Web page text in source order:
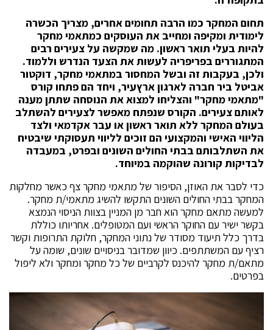
תחום המחקר כמו הרבה תחומים אחרים, מצריך הכשרה
לימודית ומקיפה ומחייב את העוסקים כמתאמי מחקר
להיות בעלי תואר ראשון. מה שמקשה על צעירים רבים
המתגוררים בפריפריה לעשות את הצעד הנדרש וללמוד.
ולכן, בעקבות זה ובשל המחסור במתאמי מחקר, דוקטור
אביטל ביר חברה לארגון ארץעיר, ויחד הם פתחו קורס
"מתאמי מחקר" והצליחו למצוא את הנוסחה שתתן מענה
לאותם צעירים. הקורס שנפתח מאפשר לצעירים להשתלב
בעולם המחקר ללא תואר ראשון או עבר אקדמאי ולצד
הליווי האישי והמקצועי הם זוכים לליווי תעסוקתי שיבטיח
את השתלבותם בבתי החולים השונים ובפרט, במעבדה
לבדיקות קורונה שהוקמה במיוחד.
כדי לסבר את האוזן, הסיפור של מתאמי מחקר צף כאשר מחלקות
המחקר בבתי החולים השונים התקשו להשיג מתאמי/ת מחקר.
למעשה מתאם מחקר הוא חבר מן המניין בצוות הניסוי הנמצא
בקשר ישיר עם החוקר הראשי ועם המטופלים. אחריותו כוללת
בדרך כלל תיעוד מסודר של נתוני המחקר, חלוקת התרופות וקשר
רציף עם המשתתפים. כיוון שמדובר בניסויים שונים, שומה על
מתאם/ת מחקר להיכנס לקרביים של כל מחקר ומחקר ולא ליפול
בפרטים.